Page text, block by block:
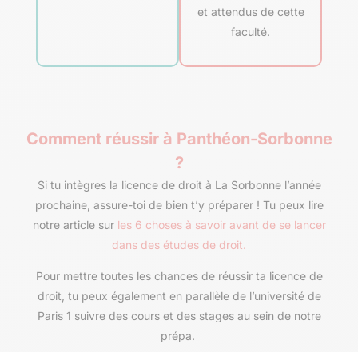
et attendus de cette
faculté.
Comment réussir à Panthéon-Sorbonne
?
Si tu intègres la licence de droit à La Sorbonne l’année
prochaine, assure-toi de bien t’y préparer ! Tu peux lire
notre article sur les 6 choses à savoir avant de se lancer
dans des études de droit.
Pour mettre toutes les chances de réussir ta licence de
droit, tu peux également en parallèle de l’université de
Paris 1 suivre des cours et des stages au sein de notre
prépa.